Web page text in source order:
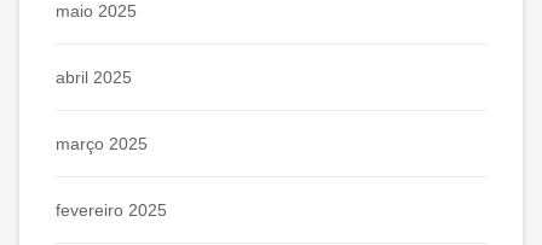
maio 2025
abril 2025
março 2025
fevereiro 2025